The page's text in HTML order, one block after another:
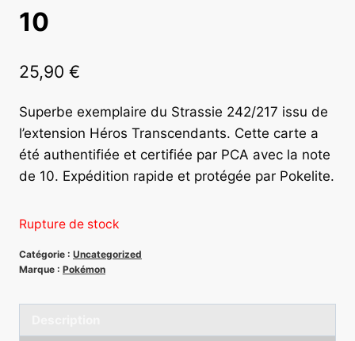
10
25,90 €
Superbe exemplaire du Strassie 242/217 issu de
l’extension Héros Transcendants. Cette carte a
été authentifiée et certifiée par PCA avec la note
de 10. Expédition rapide et protégée par Pokelite.
Rupture de stock
Catégorie : Uncategorized
Marque : Pokémon